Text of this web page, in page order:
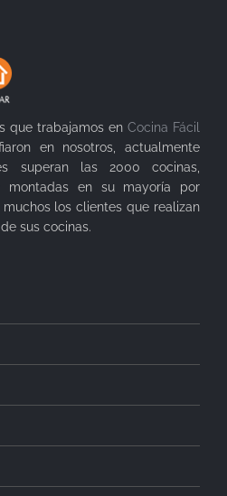
que trabajamos en Cocina Fácil
en nosotros, actualmente
superan las 2000 cocinas,
montadas en su mayoría por
los clientes que realizan
sus cocinas.